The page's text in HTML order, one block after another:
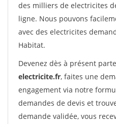
des milliers de electricites
ligne. Nous pouvons
avec des electricites
Habitat.
Devenez dès à présent
electricite.fr, faites une
engagement via notre
demandes de devis et
demande validée, vous